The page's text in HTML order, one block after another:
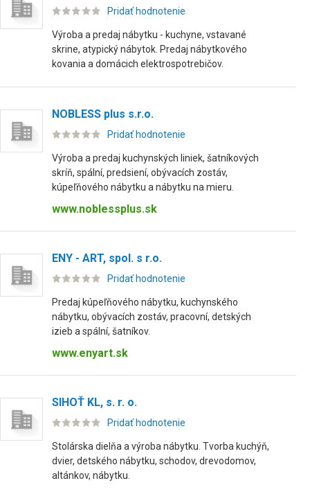
Pridať hodnotenie
Výroba a predaj nábytku - kuchyne, vstavané
skrine, atypický nábytok. Predaj nábytkového
kovania a domácich elektrospotrebičov.
NOBLESS plus s.r.o.
Pridať hodnotenie
Výroba a predaj kuchynských liniek, šatníkových
skríň, spální, predsiení, obývacích zostáv,
kúpeľňového nábytku a nábytku na mieru.
www.noblessplus.sk
ENY - ART, spol. s r.o.
Pridať hodnotenie
Predaj kúpeľňového nábytku, kuchynského
nábytku, obývacích zostáv, pracovní, detských
izieb a spální, šatníkov.
www.enyart.sk
SIHOŤ KL, s. r. o.
Pridať hodnotenie
Stolárska dielňa a výroba nábytku. Tvorba kuchýň,
dvier, detského nábytku, schodov, drevodomov,
altánkov, nábytku.